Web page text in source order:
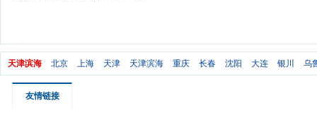
天津滨海 北京 上海 天津 天津滨海 重庆 长春 沈阳 大连 银川 乌
友情链接